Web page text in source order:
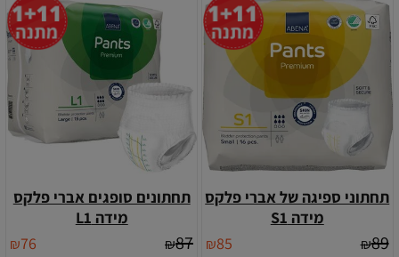
תחתוני ספיגה של אברי פלקס
מידה S1
₪89
₪85
תחתונים סופגים אברי פלקס
מידה L1
₪87
₪76